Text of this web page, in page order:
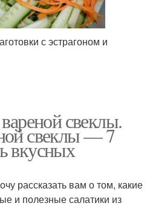
с эстрагоном и
свеклы.
свеклы — 7
вкусных
рассказать вам о том, какие
и полезные салатики из